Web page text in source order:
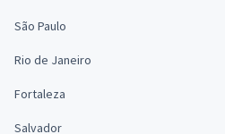
São Paulo
Rio de Janeiro
Fortaleza
Salvador